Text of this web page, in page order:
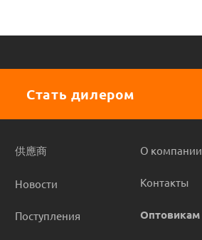
Стать дилером
供應商
Новости
Поступления
О компании
Контакты
Оптовикам